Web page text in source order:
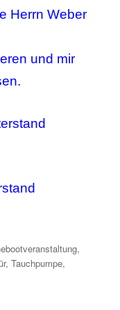
Herrn Weber
und mir
,
,Tauchpumpe,